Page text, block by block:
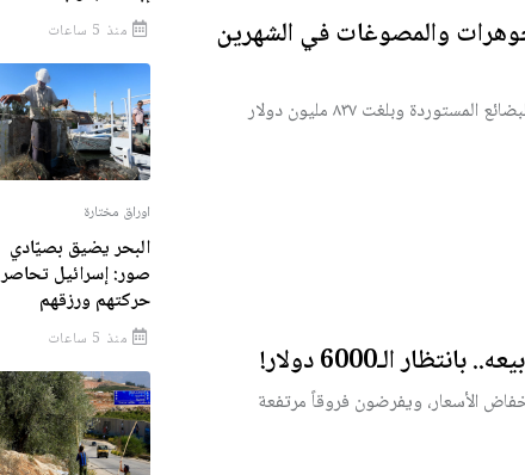
والمصوغات في الشهرين
وبلغت ٨٣٧ مليون دولار
الـ6000 دولار!
الأسعار، ويفرضون فروقاً مرتفعة
منذ 5 ساعات
اوراق مختارة
البحر يضيق بصيّادي
صور: إسرائيل تحاصر
حركتهم ورزقهم
منذ 5 ساعات